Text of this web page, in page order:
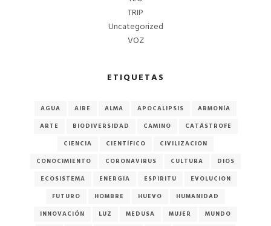
TRIP
Uncategorized
VOZ
ETIQUETAS
AGUA AIRE ALMA APOCALIPSIS
ARMONÍA
ARTE
BIODIVERSIDAD CAMINO
CATÁSTROFE
CIENCIA
CIENTÍFICO
CIVILIZACION
CONOCIMIENTO
CORONAVIRUS CULTURA
DIOS
ECOSISTEMA
ENERGÍA ESPIRITU
EVOLUCION
FUTURO
HOMBRE HUEVO
HUMANIDAD
INNOVACIÓN
LUZ MEDUSA MUJER
MUNDO